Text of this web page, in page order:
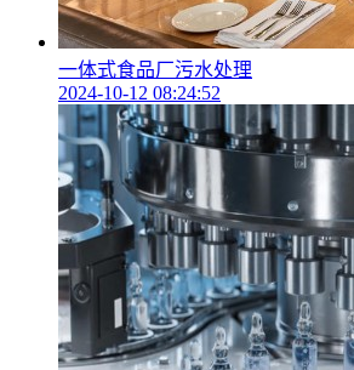
一体式食品厂污水处理
2024-10-12 08:24:52